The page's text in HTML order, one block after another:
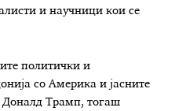
и научници кои се
политички и
со Америка и јасните
Доналд Трамп, тогаш